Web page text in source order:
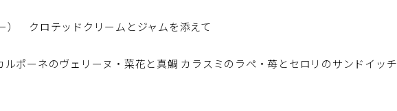
） クロテッドクリームとジャムを添えて
ポーネのヴェリーヌ・菜花と真鯛 カラスミのラぺ・苺とセロリのサンドイッチ